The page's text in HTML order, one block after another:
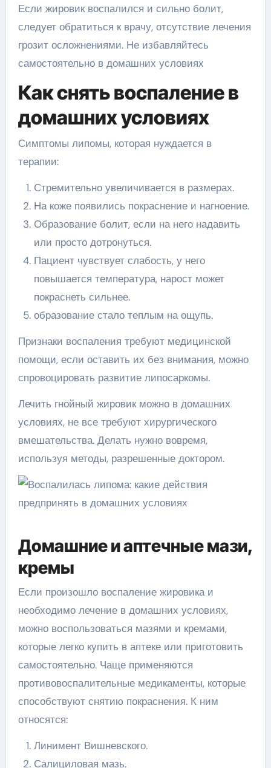
Если жировик воспалился и сильно болит,
следует обратиться к врачу, отсутствие лечения
грозит осложнениями. Не избавляйтесь
самостоятельно в домашних условиях
Как снять воспаление в
домашних условиях
Симптомы липомы, которая нуждается в
терапии:
Стремительно увеличивается в размерах.
На коже появились покраснение и нагноение.
Образование болит, если на него надавить
или просто дотронуться.
Пациент чувствует слабость, у него
повышается температура, нарост может
покраснеть сильнее.
образование стало теплым на ощупь.
Признаки воспаления требуют медицинской
помощи, если оставить их без внимания, можно
спровоцировать развитие липосаркомы.
Лечить гнойный жировик можно в домашних
условиях, не все требуют хирургического
вмешательства. Делать нужно вовремя,
используя методы, разрешенные доктором.
Домашние и аптечные мази,
кремы
Если произошло воспаление жировика и
необходимо лечение в домашних условиях,
можно воспользоваться мазями и кремами,
которые легко купить в аптеке или приготовить
самостоятельно. Чаще применяются
противовоспалительные медикаменты, которые
способствуют снятию покраснения. К ним
относятся:
Линимент Вишневского.
Салициловая мазь.